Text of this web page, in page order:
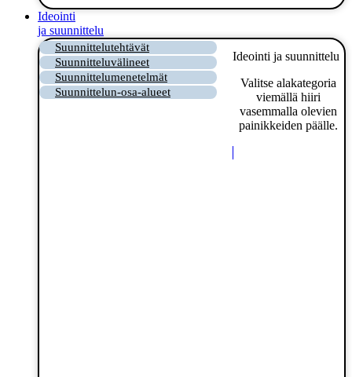
Ideointi
ja suunnittelu
Suunnittelutehtävät
Suunnitteluvälineet
Suunnittelumenetelmät
Suunnittelun-osa-alueet
Ideointi ja suunnittelu
Valitse alakategoria
viemällä hiiri
vasemmalla olevien
painikkeiden päälle.